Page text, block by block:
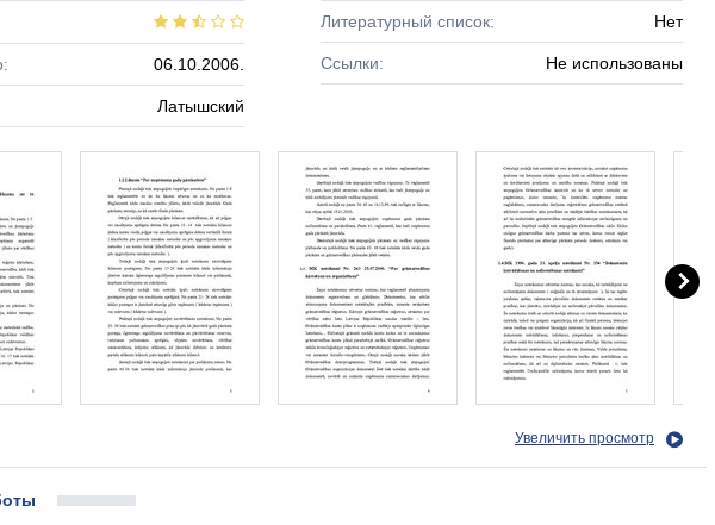
06.10.2006.
Латышский
Литературный список: Нет
Ссылки: Не использованы
Увеличить просмотр